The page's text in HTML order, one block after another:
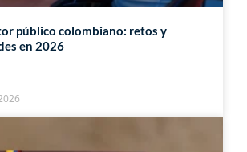
público colombiano: retos y
en 2026